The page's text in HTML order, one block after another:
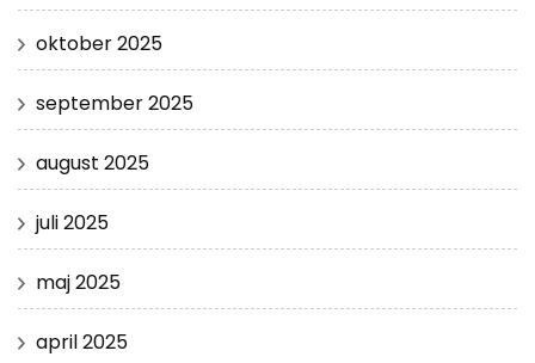
oktober 2025
september 2025
august 2025
juli 2025
maj 2025
april 2025